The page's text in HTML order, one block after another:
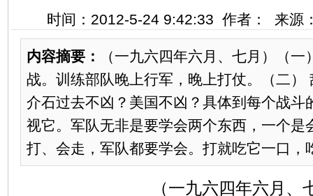
时间：2012-5-24 9:42:33 作者： 来源
内容摘要：
（一九六四年六月、七月）（
战。训练部队晚上行军，晚上打仗。（二）
介石过去不凶？美国不凶？具体到每个战斗
视它。军队无非是要学会两个东西，一个是
打、会走，军队都要学会。打就吃它一口，
（一九六四年六月、